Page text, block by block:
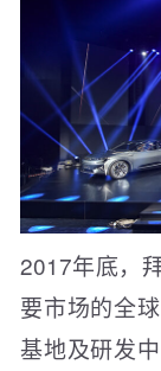
2017年底，
要市场的全
基地及研发